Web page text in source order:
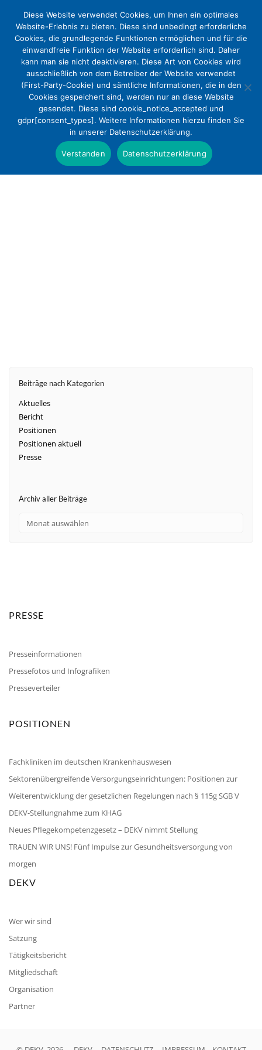
Freigemeinnützige Krankenhäuser:
Abschlussstark bei Pflegebudgets
Presse
Beiträge nach Kategorien
Aktuelles
Bericht
Positionen
Positionen aktuell
Presse
Archiv aller Beiträge
PRESSE
Presseinformationen
Pressefotos und Infografiken
Presseverteiler
POSITIONEN
Fachkliniken im deutschen Krankenhauswesen
Sektorenübergreifende Versorgungseinrichtungen: Positionen zur
Weiterentwicklung der gesetzlichen Regelungen nach § 115g SGB V
DEKV-Stellungnahme zum KHAG
Neues Pflegekompetenzgesetz – DEKV nimmt Stellung
TRAUEN WIR UNS! Fünf Impulse zur Gesundheitsversorgung von
morgen
DEKV
Wer wir sind
Satzung
Tätigkeitsbericht
Mitgliedschaft
Organisation
Partner
Diese Website verwendet Cookies, um Ihnen ein optimales
Website-Erlebnis zu bieten. Diese sind unbedingt erforderliche
Cookies, die grundlegende Funktionen ermöglichen und für die
einwandfreie Funktion der Website erforderlich sind. Daher
kann man sie nicht deaktivieren. Diese Art von Cookies wird
ausschließlich von dem Betreiber der Website verwendet
(First-Party-Cookie) und sämtliche Informationen, die in den
Cookies gespeichert sind, werden nur an diese Website
gesendet. Diese sind cookie_notice_accepted und
gdpr[consent_types]. Weitere Informationen hierzu finden Sie
in unserer Datenschutzerklärung.
Verstanden Datenschutzerklärung